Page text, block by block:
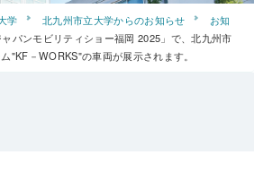
学 北九州市立大学からのお知らせ
お知
ャパンモビリティショー福岡 2025」で、北九州市
"KF－WORKS"の車両が展示されます。